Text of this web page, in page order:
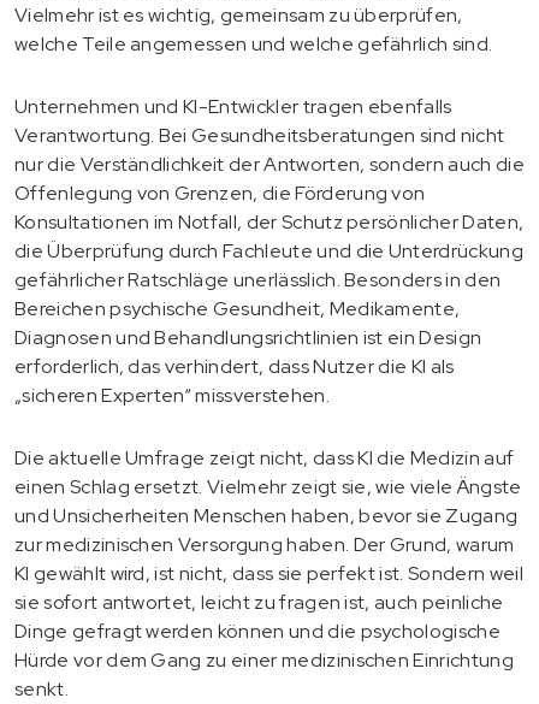
Vielmehr ist es wichtig, gemeinsam zu überprüfen,
welche Teile angemessen und welche gefährlich sind.
Unternehmen und KI-Entwickler tragen ebenfalls
Verantwortung. Bei Gesundheitsberatungen sind nicht
nur die Verständlichkeit der Antworten, sondern auch die
Offenlegung von Grenzen, die Förderung von
Konsultationen im Notfall, der Schutz persönlicher Daten,
die Überprüfung durch Fachleute und die Unterdrückung
gefährlicher Ratschläge unerlässlich. Besonders in den
Bereichen psychische Gesundheit, Medikamente,
Diagnosen und Behandlungsrichtlinien ist ein Design
erforderlich, das verhindert, dass Nutzer die KI als
„sicheren Experten“ missverstehen.
Die aktuelle Umfrage zeigt nicht, dass KI die Medizin auf
einen Schlag ersetzt. Vielmehr zeigt sie, wie viele Ängste
und Unsicherheiten Menschen haben, bevor sie Zugang
zur medizinischen Versorgung haben. Der Grund, warum
KI gewählt wird, ist nicht, dass sie perfekt ist. Sondern weil
sie sofort antwortet, leicht zu fragen ist, auch peinliche
Dinge gefragt werden können und die psychologische
Hürde vor dem Gang zu einer medizinischen Einrichtung
senkt.